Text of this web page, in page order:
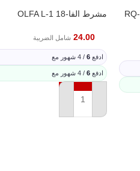
دبابيس دباسة 26/6 روكو شد5000 / RQ-
مشرط الفا-18 OLFA L-1
24.00 شامل الضريبة
ادفع 6 / 4 شهور مع
ادفع 6 / 4 شهور مع
إضافة إلى السلة